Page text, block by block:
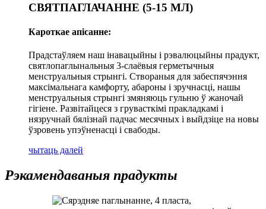
СВЯТПАГЛАЧАННЕ (5-15 МЛ)
Кароткае апісанне:
Прадстаўляем наш інавацыйны і рэвалюцыйны прадукт,
святлопаглынальныя 3-слаёвыя герметычныя
менструальныя стрынгі. Створаныя для забеспячэння
максімальнага камфорту, абароны і зручнасці, нашы
менструальныя стрынгі змяняюць гульню ў жаночай
гігіене. Развітайцеся з грувасткімі пракладкамі і
нязручнай бялізнай падчас месячных і выйдзіце на новы
ўзровень упэўненасці і свабоды.
чытаць далей
Рэкамендаваныя прадукты